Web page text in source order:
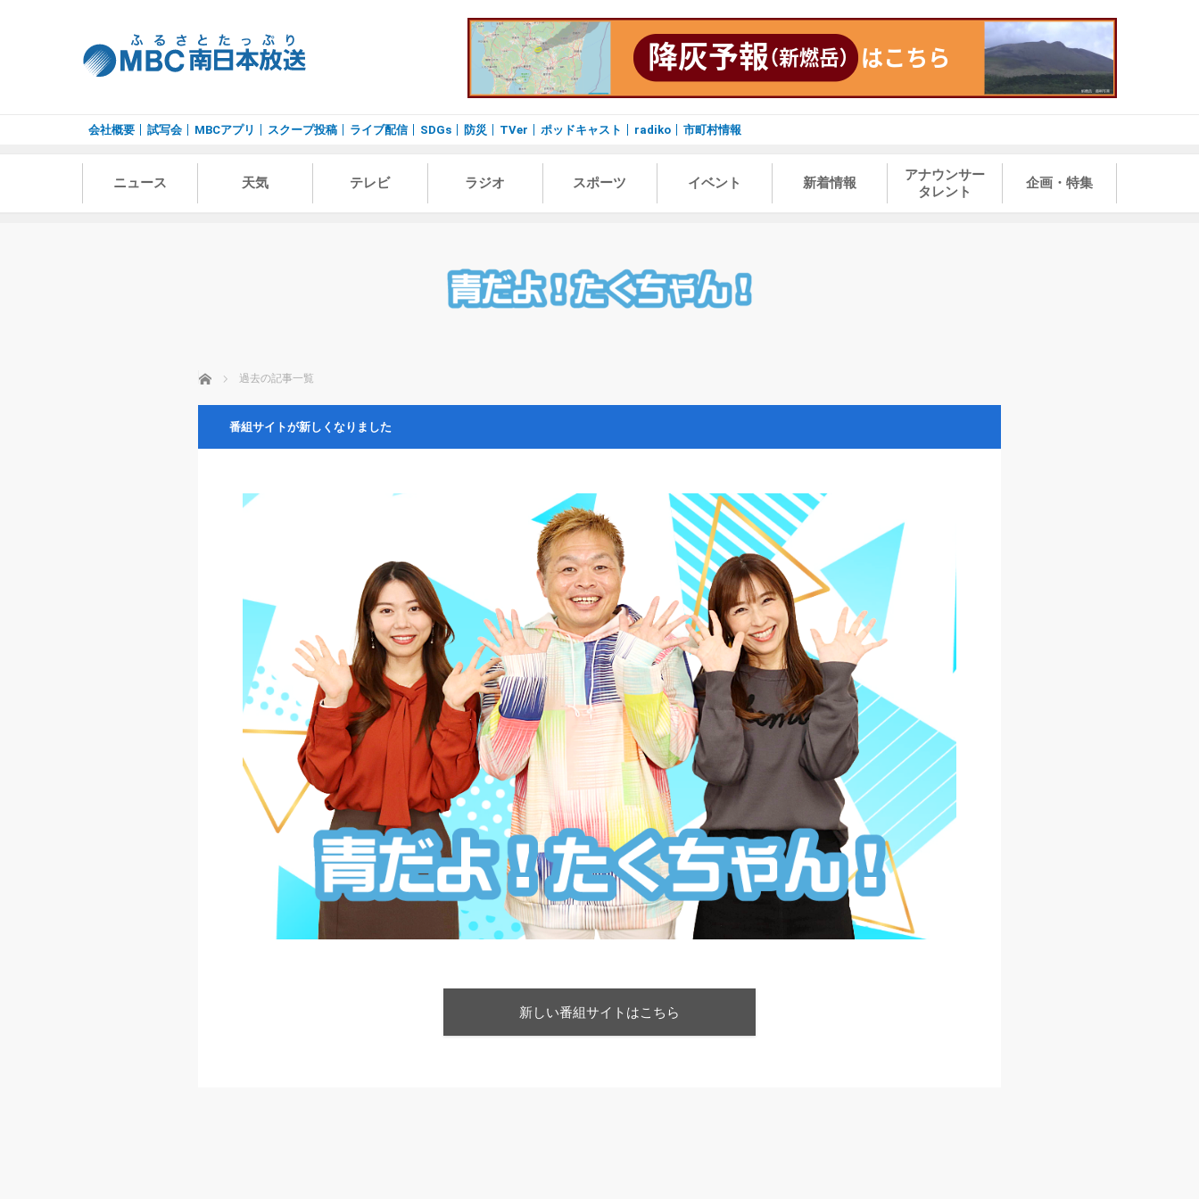
会社概要 試写会 MBCアプリ スクープ投稿 ライブ配信 SDGs 防災 TVer ポッドキャスト radiko 市町村情報
ニュース 天気 テレビ ラジオ スポーツ イベント 新着情報
アナウンサー
タレント
企画・特集
ホーム 過去の記事一覧
番組サイトが新しくなりました
新しい番組サイトはこちら